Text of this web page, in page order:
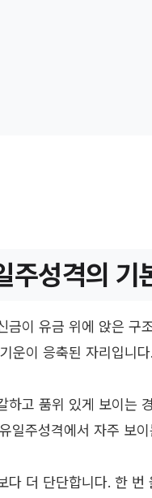
주성격의 기
금이 유금 위에 앉은 구
운이 응축된 자리입니
하고 품위 있게 보이는
일주성격에서 자주 보
다 더 단단합니다. 한